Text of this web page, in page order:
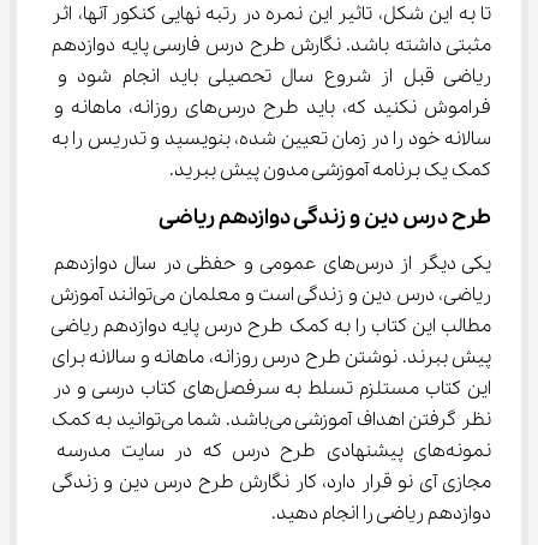
تا به این شکل، تاثیر این نمره در رتبه نهایی کنکور آنها، اثر
مثبتی داشته باشد. نگارش طرح درس فارسی پایه دوازدهم
ریاضی قبل از شروع سال تحصیلی باید انجام شود و
فراموش نکنید که، باید طرح درس‌های روزانه، ماهانه و
سالانه خود را در زمان تعیین شده، بنویسید و تدریس را به
کمک یک برنامه آموزشی مدون پیش ببرید.
طرح درس دین و زندگی دوازدهم ریاضی
یکی دیگر از درس‌های عمومی و حفظی در سال دوازدهم
ریاضی، درس دین و زندگی است و معلمان می‌توانند آموزش
مطالب این کتاب را به کمک طرح درس پایه دوازدهم ریاضی
پیش ببرند. نوشتن طرح درس روزانه، ماهانه و سالانه برای
این کتاب مستلزم تسلط به سرفصل‌های کتاب درسی و در
نظر گرفتن اهداف آموزشی می‌باشد. شما می‌توانید به کمک
نمونه‌های پیشنهادی طرح درس که در سایت مدرسه
مجازی آی ‌نو قرار دارد، کار نگارش طرح درس دین و زندگی
دوازدهم ریاضی را انجام دهید.